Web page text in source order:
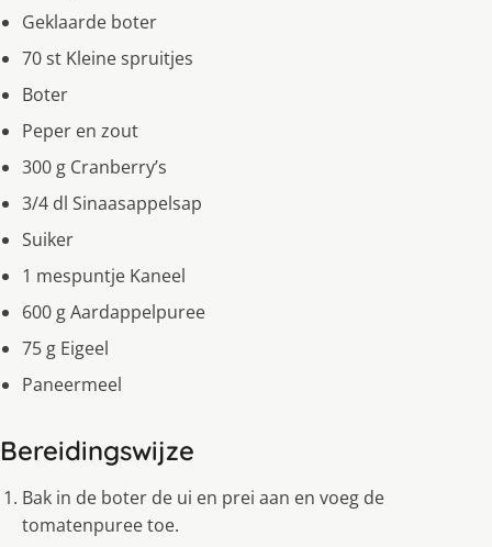
Geklaarde boter
70 st Kleine spruitjes
Boter
Peper en zout
300 g Cranberry’s
3/4 dl Sinaasappelsap
Suiker
1 mespuntje Kaneel
600 g Aardappelpuree
75 g Eigeel
Paneermeel
Bereidingswijze
Bak in de boter de ui en prei aan en voeg de
tomatenpuree toe.